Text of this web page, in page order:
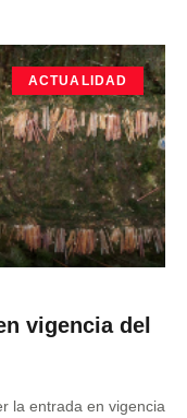
ACTUALIDAD
vigencia del
la entrada en vigencia